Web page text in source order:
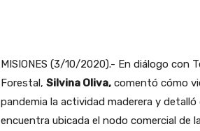
MISIONES (3/10/2020).- En diálogo con
Forestal, Silvina Oliva,comentó cómo
pandemia la actividad maderera y
encuentra ubicada el nodo comercial de